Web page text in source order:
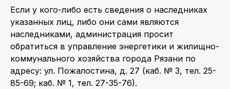
Если у кого-либо есть сведения о наследниках
указанных лиц, либо они сами являются
наследниками, администрация просит
обратиться в управление энергетики и жилищно-
коммунального хозяйства города Рязани по
адресу: ул. Пожалостина, д. 27 (каб. № 3, тел. 25-
85-69; каб. № 1, тел. 27-35-76).